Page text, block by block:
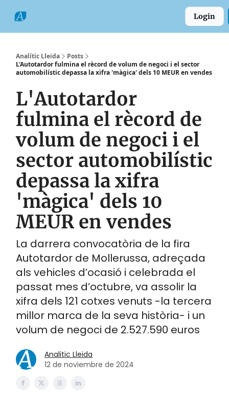
Login
Analític Lleida
Posts
L'Autotardor fulmina el rècord de volum de negoci i el sector
automobilístic depassa la xifra 'màgica' dels 10 MEUR en vendes
L'Autotardor
fulmina el rècord de
volum de negoci i el
sector automobilístic
depassa la xifra
'màgica' dels 10
MEUR en vendes
La darrera convocatòria de la fira
Autotardor de Mollerussa, adreçada
als vehicles d’ocasió i celebrada el
passat mes d’octubre, va assolir la
xifra dels 121 cotxes venuts -la tercera
millor marca de la seva història- i un
volum de negoci de 2.527.590 euros
Analitic Lleida
12 de noviembre de 2024